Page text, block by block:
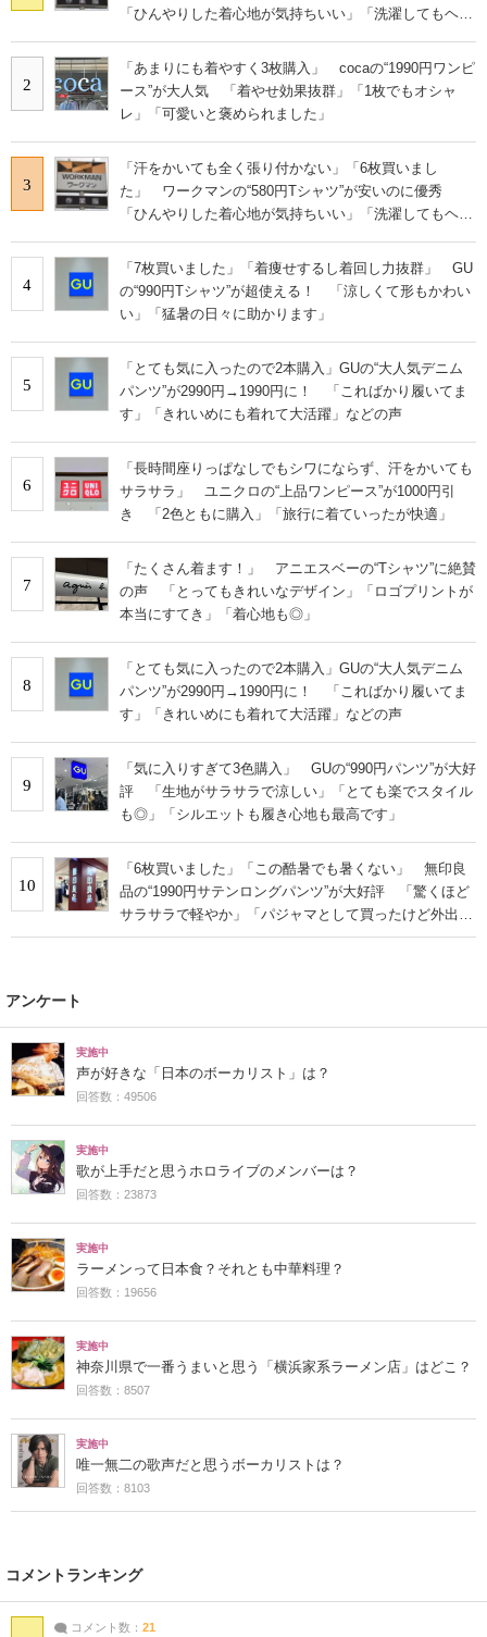
「ひんやりした着心地が気持ちいい」「洗濯してもヘタ
2
「あまりにも着やすく3枚購入」 cocaの“1990円ワンピ
ース”が大人気 「着やせ効果抜群」「1枚でもオシャ
レ」「可愛いと褒められました」
3
「汗をかいても全く張り付かない」「6枚買いまし
た」 ワークマンの“580円Tシャツ”が安いのに優秀
「ひんやりした着心地が気持ちいい」「洗濯してもヘタ
4
「7枚買いました」「着痩せするし着回し力抜群」 GU
の“990円Tシャツ”が超使える！ 「涼しくて形もかわい
い」「猛暑の日々に助かります」
5
「とても気に入ったので2本購入」GUの“大人気デニム
パンツ”が2990円→1990円に！ 「こればかり履いてま
す」「きれいめにも着れて大活躍」などの声
6
「長時間座りっぱなしでもシワにならず、汗をかいても
サラサラ」 ユニクロの“上品ワンピース”が1000円引
き 「2色ともに購入」「旅行に着ていったが快適」
7
「たくさん着ます！」 アニエスベーの“Tシャツ”に絶賛
の声 「とってもきれいなデザイン」「ロゴプリントが
本当にすてき」「着心地も◎」
8
「とても気に入ったので2本購入」GUの“大人気デニム
パンツ”が2990円→1990円に！ 「こればかり履いてま
す」「きれいめにも着れて大活躍」などの声
9
「気に入りすぎて3色購入」 GUの“990円パンツ”が大好
評 「生地がサラサラで涼しい」「とても楽でスタイル
も◎」「シルエットも履き心地も最高です」
10
「6枚買いました」「この酷暑でも暑くない」 無印良
品の“1990円サテンロングパンツ”が大好評 「驚くほど
サラサラで軽やか」「パジャマとして買ったけど外出用
にした」
アンケート
実施中
声が好きな「日本のボーカリスト」は？
回答数：49506
実施中
歌が上手だと思うホロライブのメンバーは？
回答数：23873
実施中
ラーメンって日本食？それとも中華料理？
回答数：19656
実施中
神奈川県で一番うまいと思う「横浜家系ラーメン店」はどこ？
回答数：8507
実施中
唯一無二の歌声だと思うボーカリストは？
回答数：8103
コメントランキング
コメント数： 21